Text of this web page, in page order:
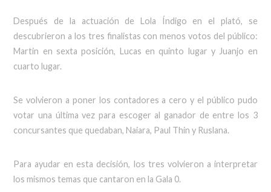
Después de la actuación de Lola Índigo en el plató, se
descubrieron a los tres finalistas con menos votos del público:
Martin en sexta posición, Lucas en quinto lugar y Juanjo en
cuarto lugar.
Se volvieron a poner los contadores a cero y el público pudo
votar una última vez para escoger al ganador de entre los 3
concursantes que quedaban, Naiara, Paul Thin y Ruslana.
Para ayudar en esta decisión, los tres volvieron a interpretar
los mismos temas que cantaron en la Gala 0.